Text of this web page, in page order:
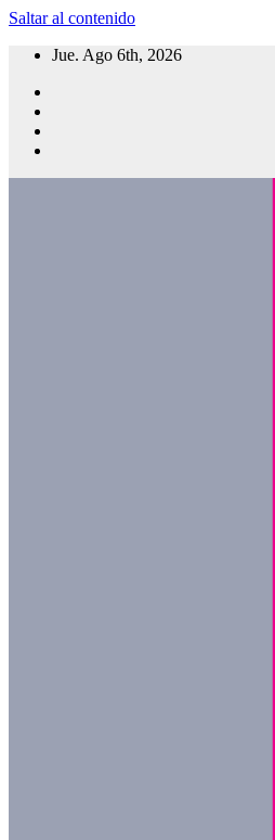
Saltar al contenido
Jue. Ago 6th, 2026